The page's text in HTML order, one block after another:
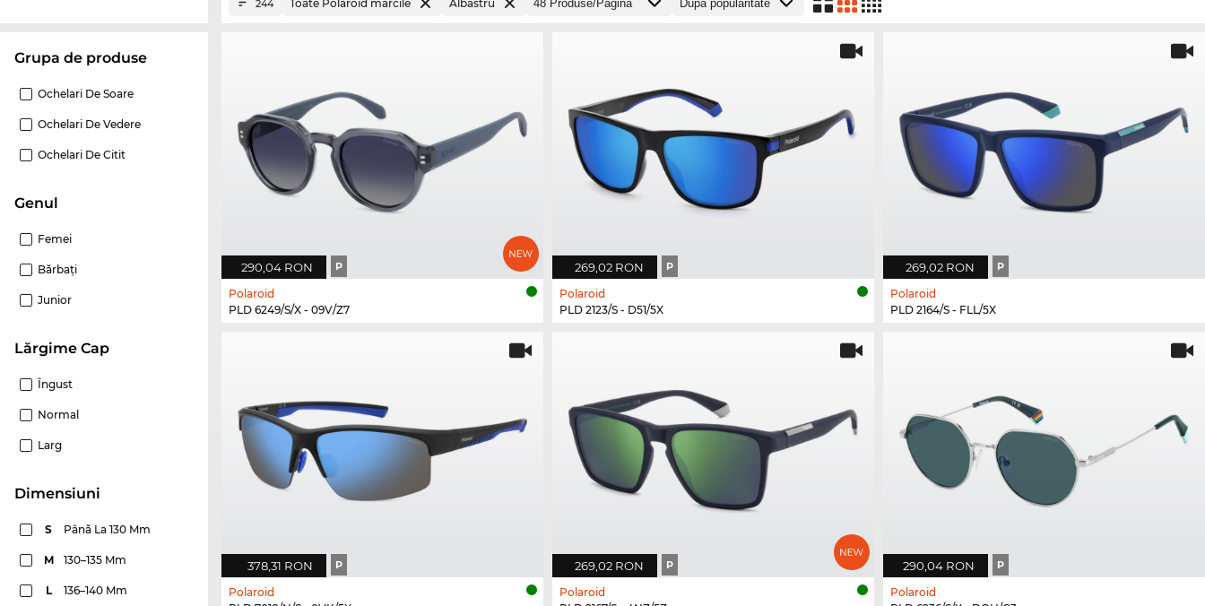
Grupa de produse
Ochelari De Soare
Ochelari De Vedere
Ochelari De Citit
Genul
Femei
Bărbaţi
Junior
Lărgime Cap
Îngust
Normal
Larg
dimensiuni
S Până La 130 Mm
M 130–135 Mm
L 136–140 Mm
244 Toate Polaroid mărcile Albastru
290,04 RON P
Polaroid
PLD 6249/S/X - 09V/Z7
269,02 RON P
Polaroid
PLD 2123/S - D51/5X
269,02 RON P
Polaroid
PLD 2164/S - FLL/5X
378,31 RON P
Polaroid
269,02 RON P
Polaroid
290,04 RON P
Polaroid